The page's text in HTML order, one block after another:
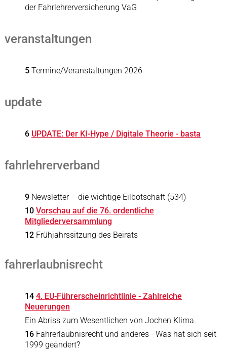
der Fahrlehrerversicherung VaG
veranstaltungen
5 Termine/Veranstaltungen 2026
update
6 UPDATE: Der KI-Hype / Digitale Theorie - basta
fahrlehrerverband
9 Newsletter – die wichtige Eilbotschaft (534)
10 Vorschau auf die 76. ordentliche
Mitgliederversammlung
12Frühjahrssitzung des Beirats
fahrerlaubnisrecht
14 4. EU-Führerscheinrichtlinie - Zahlreiche
Neuerungen
Ein Abriss zum Wesentlichen von Jochen Klima.
16 Fahrerlaubnisrecht und anderes - Was hat sich seit
1999 geändert?